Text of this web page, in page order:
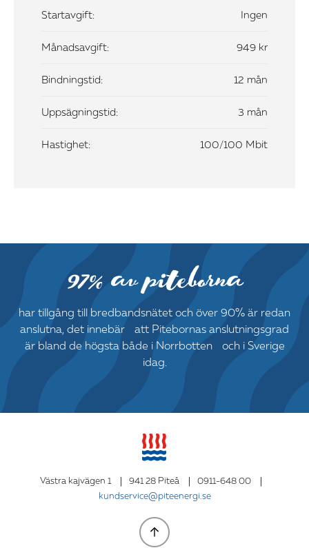
Startavgift: Ingen
Månadsavgift: 949 kr
Bindningstid: 12 mån
Uppsägningstid: 3 mån
Hastighet: 100/100 Mbit
97% av piteborna
har tillgång till bredbandsnätet och över 90% är redan
anslutna, det innebär att Pitebornas anslutningsgrad
är bland de högsta både i Norrbotten och i Sverige
idag.
Västra kajvägen 1 941 28 Piteå 0911-648 00
kundservice@piteenergi.se